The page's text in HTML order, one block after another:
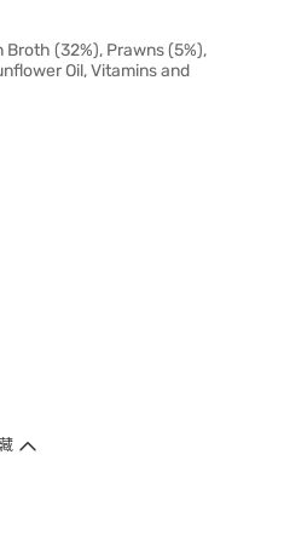
(32%), Prawns (5%),
Oil, Vitamins and